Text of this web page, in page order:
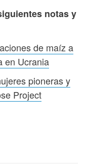
notas y
de maíz a
en Ucrania
pioneras y
Project